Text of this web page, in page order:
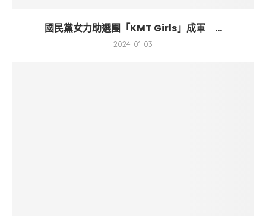
國民黨女力助選團「KMT Girls」成軍 ...
2024-01-03